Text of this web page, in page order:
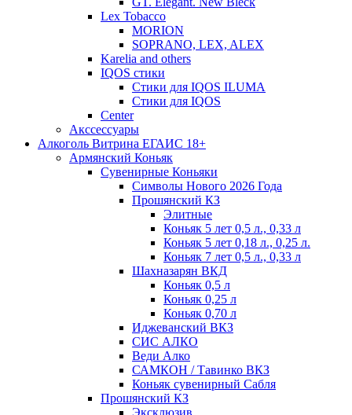
Lex Tobacco
MORION
SOPRANO, LEX, ALEX
Karelia and others
IQOS стики
Стики для IQOS ILUMA
Стики для IQOS
Сenter
Акссессуары
Алкоголь Витрина ЕГАИС 18+
Армянский Коньяк
Сувенирные Коньяки
Символы Нового 2026 Года
Прошянский КЗ
Элитные
Коньяк 5 лет 0,5 л., 0,33 л
Коньяк 5 лет 0,18 л., 0,25 л.
Коньяк 7 лет 0,5 л., 0,33 л
Шахназарян ВКД
Коньяк 0,5 л
Коньяк 0,25 л
Коньяк 0,70 л
Иджеванский ВКЗ
СИС АЛКО
Веди Алко
САМКОН / Тавинко ВКЗ
Коньяк сувенирный Сабля
Прошянский КЗ
Эксклюзив